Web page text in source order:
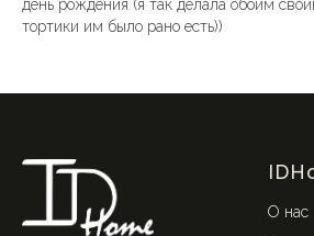
день рождения (я так делала обоим
тортики им было рано есть))
О нас